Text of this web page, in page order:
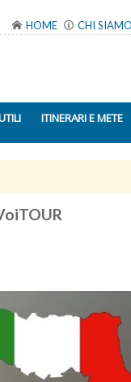
HOME CHI SIAMO
ITINERARI E METE